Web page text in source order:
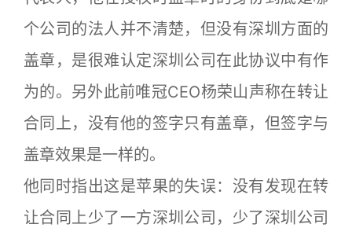
个公司的法人并不清楚，但没有深圳方面的
盖章，是很难认定深圳公司在此协议中有作
为的。另外此前唯冠CEO杨荣山声称在转让
合同上，没有他的签字只有盖章，但签字与
盖章效果是一样的。
他同时指出这是苹果的失误：没有发现在转
让合同上少了一方深圳公司，少了深圳公司